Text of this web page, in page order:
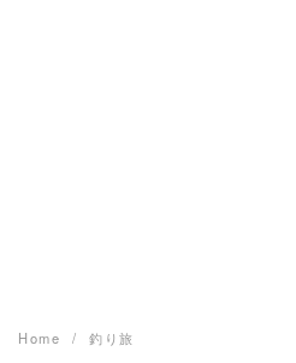
Home 釣り旅